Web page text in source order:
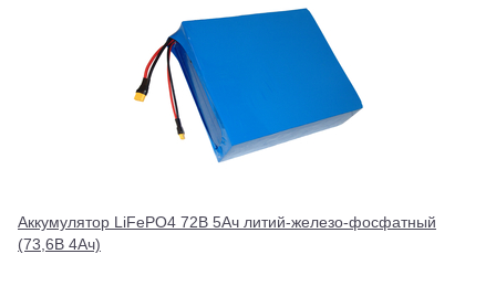
Аккумулятор LiFePO4 72В 5Ач литий-железо-фосфатный
(73,6В 4Ач)